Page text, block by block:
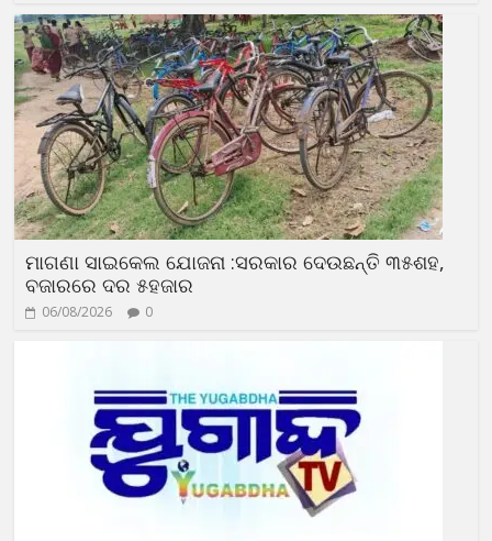
ମାଗଣା ସାଇକେଲ ଯୋଜନା :ସରକାର ଦେଉଛନ୍ତି ୩୫ଶହ,
ବଜାରରେ ଦର ୫ହଜାର
06/08/2026 0